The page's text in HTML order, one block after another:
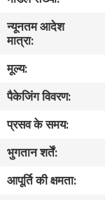
कारखाना
भ्रमण
गुणवत्ता
नियंत्रण
संपर्क
करें
न्यूनतम आदेश
मात्रा:
मूल्य:
पैकेजिंग विवरण:
प्रसव के समय:
भुगतान शर्तें:
आपूर्ति की क्षमता: